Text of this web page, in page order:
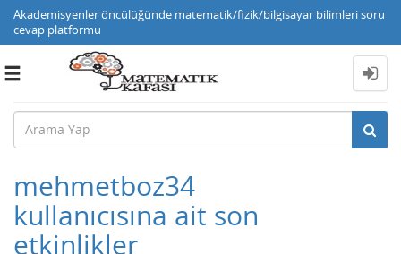
Akademisyenler öncülüğünde matematik/fizik/bilgisayar bilimleri soru
cevap platformu
Toggle
mehmetboz34
kullanıcısına ait son
etkinlikler